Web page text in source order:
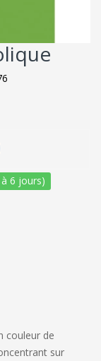
6 jours)
couleur de
sur